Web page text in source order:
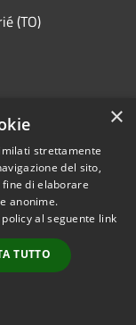
(TO)
×
strettamente
del sito,
di elaborare
anonime.
al seguente link
TUTTO